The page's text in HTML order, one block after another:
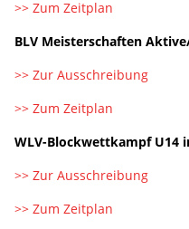
>> Zum Zeitplan
BLV Meisterschaften
>> Zur Ausschreibung
>> Zum Zeitplan
WLV-Blockwettkampf U14
>> Zur Ausschreibung
>> Zum Zeitplan